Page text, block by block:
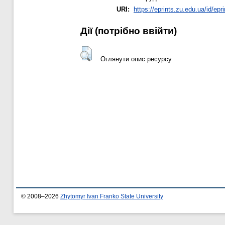
URI:
https://eprints.zu.edu.ua/id/
Дії ​​(потрібно ввійти)
Оглянути опис ресурсу
© 2008–2026 Zhytomyr Ivan Franko State University